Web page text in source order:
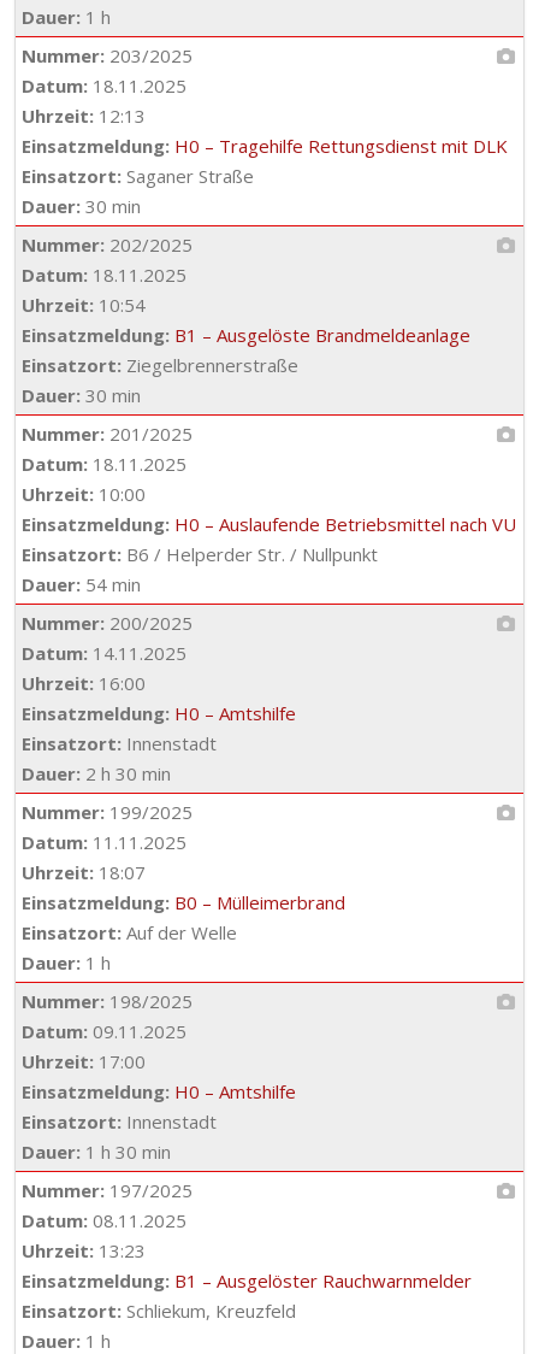
Dauer: 1 h
Nummer: 203/2025
Datum: 18.11.2025
Uhrzeit: 12:13
Einsatzmeldung: H0 – Tragehilfe Rettungsdienst mit DLK
Einsatzort: Saganer Straße
Dauer: 30 min
Nummer: 202/2025
Datum: 18.11.2025
Uhrzeit: 10:54
Einsatzmeldung: B1 – Ausgelöste Brandmeldeanlage
Einsatzort: Ziegelbrennerstraße
Dauer: 30 min
Nummer: 201/2025
Datum: 18.11.2025
Uhrzeit: 10:00
Einsatzmeldung: H0 – Auslaufende Betriebsmittel nach VU
Einsatzort: B6 / Helperder Str. / Nullpunkt
Dauer: 54 min
Nummer: 200/2025
Datum: 14.11.2025
Uhrzeit: 16:00
Einsatzmeldung: H0 – Amtshilfe
Einsatzort: Innenstadt
Dauer: 2 h 30 min
Nummer: 199/2025
Datum: 11.11.2025
Uhrzeit: 18:07
Einsatzmeldung: B0 – Mülleimerbrand
Einsatzort: Auf der Welle
Dauer: 1 h
Nummer: 198/2025
Datum: 09.11.2025
Uhrzeit: 17:00
Einsatzmeldung: H0 – Amtshilfe
Einsatzort: Innenstadt
Dauer: 1 h 30 min
Nummer: 197/2025
Datum: 08.11.2025
Uhrzeit: 13:23
Einsatzmeldung: B1 – Ausgelöster Rauchwarnmelder
Einsatzort: Schliekum, Kreuzfeld
Dauer: 1 h